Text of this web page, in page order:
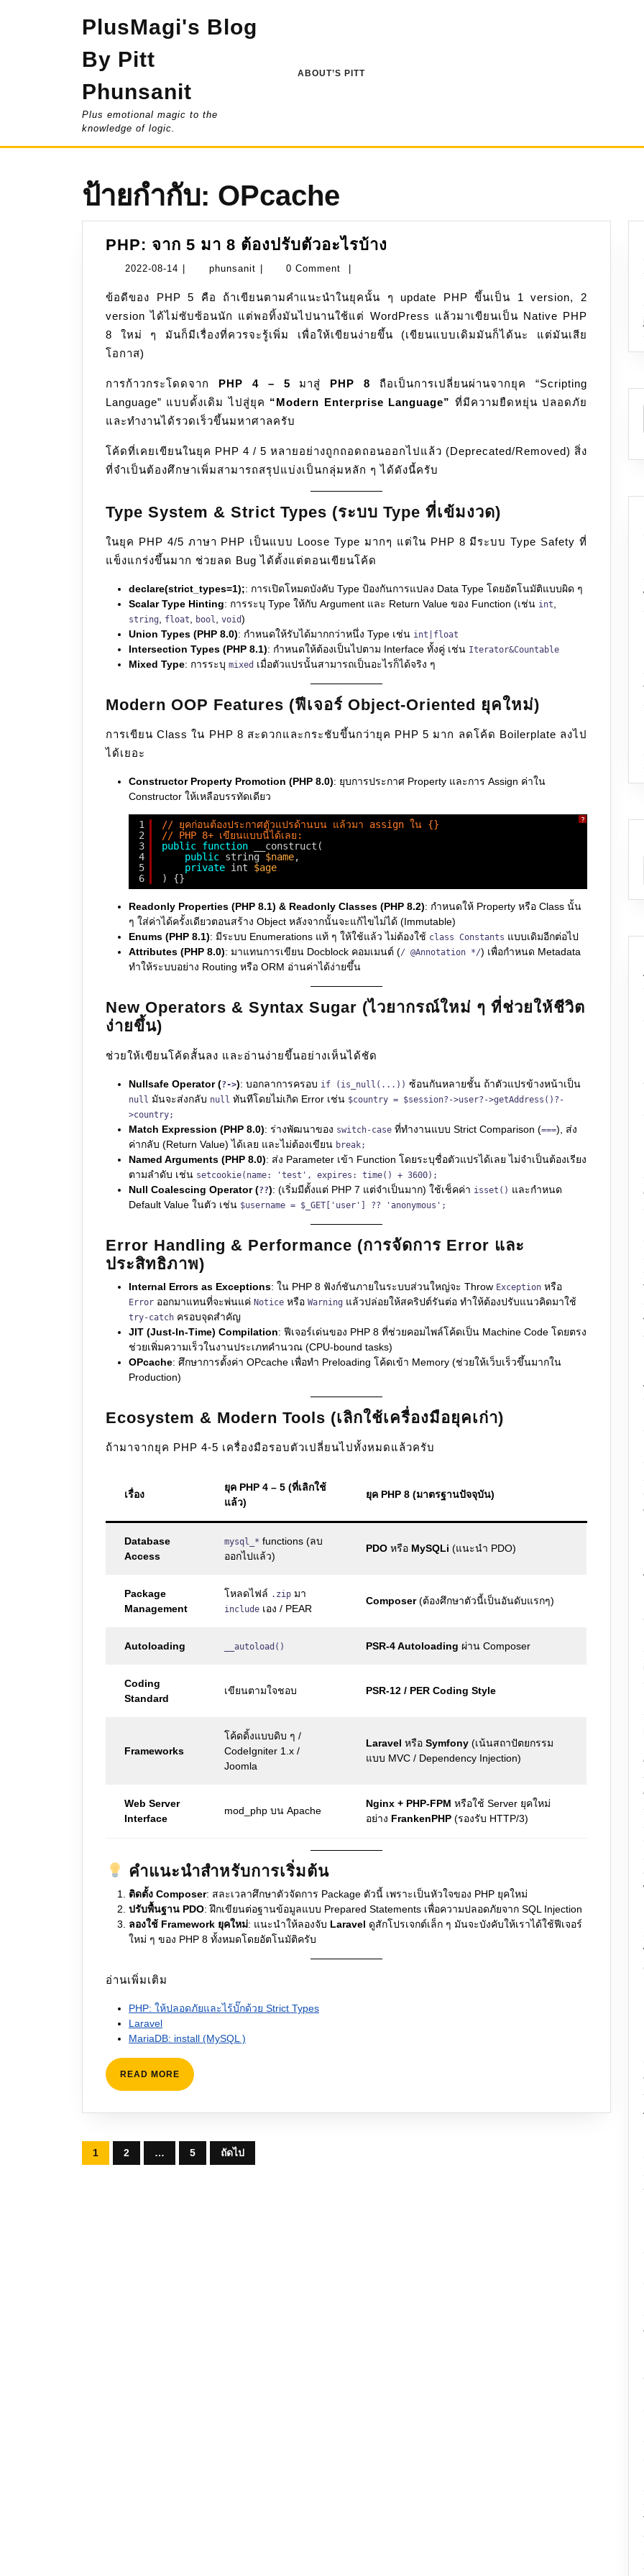
PlusMagi's Blog
By Pitt
Phunsanit
Plus emotional magic to the
knowledge of logic.
ABOUT’S PITT
ป้ายกำกับ: OPcache
PHP: จาก 5 มา 8 ต้องปรับตัวอะไรบ้าง
มา
8
ต้อง
ตัว
อะไร
บ้าง
2022-08-14 2022-
14
phunsanit phunsanit0 Comment
ข้อดีของ PHP 5 คือ ถ้าเขียนตามคำแนะนำในยุคนั้น ๆ update PHP ขึ้นเป็น 1 version, 2
version ได้ไม่ซับซ้อนนัก แต่พอทิ้งมันไปนานใช้แต่ WordPress แล้วมาเขียนเป็น Native PHP
8 ใหม่ ๆ มันก็มีเรื่องที่ควรจะรู้เพิ่ม เพื่อให้เขียนง่ายขึ้น (เขียนแบบเดิมมันก็ได้นะ แต่มันเสีย
โอกาส)
การก้าวกระโดดจาก PHP 4 – 5 มาสู่ PHP 8 ถือเป็นการเปลี่ยนผ่านจากยุค “Scripting
Language” แบบดั้งเดิม ไปสู่ยุค “Modern Enterprise Language” ที่มีความยืดหยุ่น ปลอดภัย
และทำงานได้รวดเร็วขึ้นมหาศาลครับ
โค้ดที่เคยเขียนในยุค PHP 4 / 5 หลายอย่างถูกถอดถอนออกไปแล้ว (Deprecated/Removed) สิ่ง
ที่จำเป็นต้องศึกษาเพิ่มสามารถสรุปแบ่งเป็นกลุ่มหลัก ๆ ได้ดังนี้ครับ
Type System & Strict Types (ระบบ Type ที่เข้มงวด)
ในยุค PHP 4/5 ภาษา PHP เป็นแบบ Loose Type มากๆ แต่ใน PHP 8 มีระบบ Type Safety ที่
แข็งแกร่งขึ้นมาก ช่วยลด Bug ได้ตั้งแต่ตอนเขียนโค้ด
declare(strict_types=1);: การเปิดโหมดบังคับ Type ป้องกันการแปลง Data Type โดยอัตโนมัติแบบผิด ๆ
Scalar Type Hinting: การระบุ Type ให้กับ Argument และ Return Value ของ Function (เช่น int
string float bool void)
Union Types (PHP 8.0): กำหนดให้รับได้มากกว่าหนึ่ง Type เช่น int|float
Intersection Types (PHP 8.1): กำหนดให้ต้องเป็นไปตาม Interface ทั้งคู่ เช่น Iterator&Countable
Mixed Type: การระบุ mixed เมื่อตัวแปรนั้นสามารถเป็นอะไรก็ได้จริง ๆ
Modern OOP Features (ฟีเจอร์ Object-Oriented ยุคใหม่)
การเขียน Class ใน PHP 8 สะดวกและกระชับขึ้นกว่ายุค PHP 5 มาก ลดโค้ด Boilerplate ลงไป
ได้เยอะ
Constructor Property Promotion (PHP 8.0): ยุบการประกาศ Property และการ Assign ค่าใน
Constructor ให้เหลือบรรทัดเดียว
?
1
2
3
4
5
6
// ยุคก่อนต้องประกาศตัวแปรด้านบน แล้วมา assign ใน {}
// PHP 8+ เขียนแบบนี้ได้เลย:
public function
__construct(
public string $name,
private int $age
) {}
Readonly Properties (PHP 8.1) & Readonly Classes (PHP 8.2): กำหนดให้ Property หรือ Class นั้น
ๆ ใส่ค่าได้ครั้งเดียวตอนสร้าง Object หลังจากนั้นจะแก้ไขไม่ได้ (Immutable)
Enums (PHP 8.1): มีระบบ Enumerations แท้ ๆ ให้ใช้แล้ว ไม่ต้องใช้ class Constants แบบเดิมอีกต่อไป
Attributes (PHP 8.0): มาแทนการเขียน Docblock คอมเมนต์ (/ @Annotation */) เพื่อกำหนด Metadata
ทำให้ระบบอย่าง Routing หรือ ORM อ่านค่าได้ง่ายขึ้น
New Operators & Syntax Sugar (ไวยากรณ์ใหม่ ๆ ที่ช่วยให้ชีวิต
ง่ายขึ้น)
ช่วยให้เขียนโค้ดสั้นลง และอ่านง่ายขึ้นอย่างเห็นได้ชัด
Nullsafe Operator (?->): บอกลาการครอบ if (is_null(...)) ซ้อนกันหลายชั้น ถ้าตัวแปรข้างหน้าเป็น
null มันจะส่งกลับ null ทันทีโดยไม่เกิด Error เช่น $country = $session?->user?->getAddress()?-
>country;
Match Expression (PHP 8.0): ร่างพัฒนาของ switch-case ที่ทำงานแบบ Strict Comparison (===), ส่ง
ค่ากลับ (Return Value) ได้เลย และไม่ต้องเขียน break;
Named Arguments (PHP 8.0): ส่ง Parameter เข้า Function โดยระบุชื่อตัวแปรได้เลย ไม่จำเป็นต้องเรียง
ตามลำดับ เช่น setcookie(name: 'test', expires: time() + 3600);
Null Coalescing Operator (??): (เริ่มมีตั้งแต่ PHP 7 แต่จำเป็นมาก) ใช้เช็คค่า isset() และกำหนด
Default Value ในตัว เช่น $username = $_GET['user'] ?? 'anonymous';
Error Handling & Performance (การจัดการ Error และ
ประสิทธิภาพ)
Internal Errors as Exceptions: ใน PHP 8 ฟังก์ชันภายในระบบส่วนใหญ่จะ Throw Exception หรือ
Error ออกมาแทนที่จะพ่นแค่ Notice หรือ Warning แล้วปล่อยให้สคริปต์รันต่อ ทำให้ต้องปรับแนวคิดมาใช้
try-catch ครอบจุดสำคัญ
JIT (Just-In-Time) Compilation: ฟีเจอร์เด่นของ PHP 8 ที่ช่วยคอมไพล์โค้ดเป็น Machine Code โดยตรง
ช่วยเพิ่มความเร็วในงานประเภทคํานวณ (CPU-bound tasks)
OPcache: ศึกษาการตั้งค่า OPcache เพื่อทำ Preloading โค้ดเข้า Memory (ช่วยให้เว็บเร็วขึ้นมากใน
Production)
Ecosystem & Modern Tools (เลิกใช้เครื่องมือยุคเก่า)
ถ้ามาจากยุค PHP 4-5 เครื่องมือรอบตัวเปลี่ยนไปทั้งหมดแล้วครับ
เรื่อง
ยุค PHP 4 – 5 (ที่เลิกใช้
แล้ว)
ยุค PHP 8 (มาตรฐานปัจจุบัน)
Database
Access
mysql_* functions (ลบ
ออกไปแล้ว)
PDO หรือ MySQLi (แนะนำ PDO)
Package
Management
โหลดไฟล์ .zip มา
include เอง / PEAR
Composer(ต้องศึกษาตัวนี้เป็นอันดับแรกๆ)
Autoloading __autoload() PSR-4 Autoloading ผ่าน Composer
Coding
Standard
เขียนตามใจชอบ PSR-12 / PER Coding Style
Frameworks
โค้ดดิ้งแบบดิบ ๆ /
CodeIgniter 1.x /
Joomla
Laravel หรือ Symfony (เน้นสถาปัตยกรรม
แบบ MVC / Dependency Injection)
Web Server
Interface
mod_php บน Apache
Nginx + PHP-FPM หรือใช้ Server ยุคใหม่
อย่าง FrankenPHP (รองรับ HTTP/3)
คำแนะนำสำหรับการเริ่มต้น
ติดตั้ง Composer: สละเวลาศึกษาตัวจัดการ Package ตัวนี้ เพราะเป็นหัวใจของ PHP ยุคใหม่
ปรับพื้นฐาน PDO: ฝึกเขียนต่อฐานข้อมูลแบบ Prepared Statements เพื่อความปลอดภัยจาก SQL Injection
ลองใช้ Framework ยุคใหม่: แนะนำให้ลองจับ Laravel ดูสักโปรเจกต์เล็ก ๆ มันจะบังคับให้เราได้ใช้ฟีเจอร์
ใหม่ ๆ ของ PHP 8 ทั้งหมดโดยอัตโนมัติครับ
อ่านเพิ่มเติม
PHP: ให้ปลอดภัยและไร้บั๊กด้วย Strict Types
Laravel
MariaDB: install (MySQL )
READ MORE READ
MORE
Posts
1 2 … 5 ถัดไป